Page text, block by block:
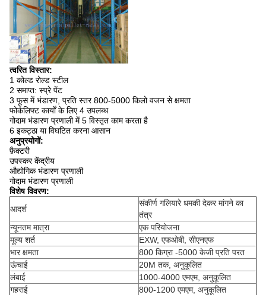
त्वरित विस्तार:
1 कोल्ड रोल्ड स्टील
2 समाप्त: स्प्रे पेंट
3 फूस में भंडारण, प्रति स्तर 800-5000 किलो वजन से क्षमता
फोर्कलिफ्ट कार्यों के लिए 4 उपलब्ध
गोदाम भंडारण प्रणाली में 5 विस्तृत काम करता है
6 इकट्ठा या विघटित करना आसान
अनुप्रयोगों:
फ़ैक्टरी
उपस्कर केंद्रीय
औद्योगिक भंडारण प्रणाली
गोदाम भंडारण प्रणाली
विशेष विवरण:
आदर्श
संकीर्ण गलियारे धमकी देकर मांगने का
तंत्र
न्यूनतम मात्रा
एक परियोजना
मूल्य शर्त
EXW, एफओबी, सीएनएफ
भार क्षमता
800 किग्रा -5000 केजी प्रति परत
ऊंचाई
20M तक, अनुकूलित
लंबाई
1000-4000 एमएम, अनुकूलित
गहराई
800-1200 एमएम, अनुकूलित